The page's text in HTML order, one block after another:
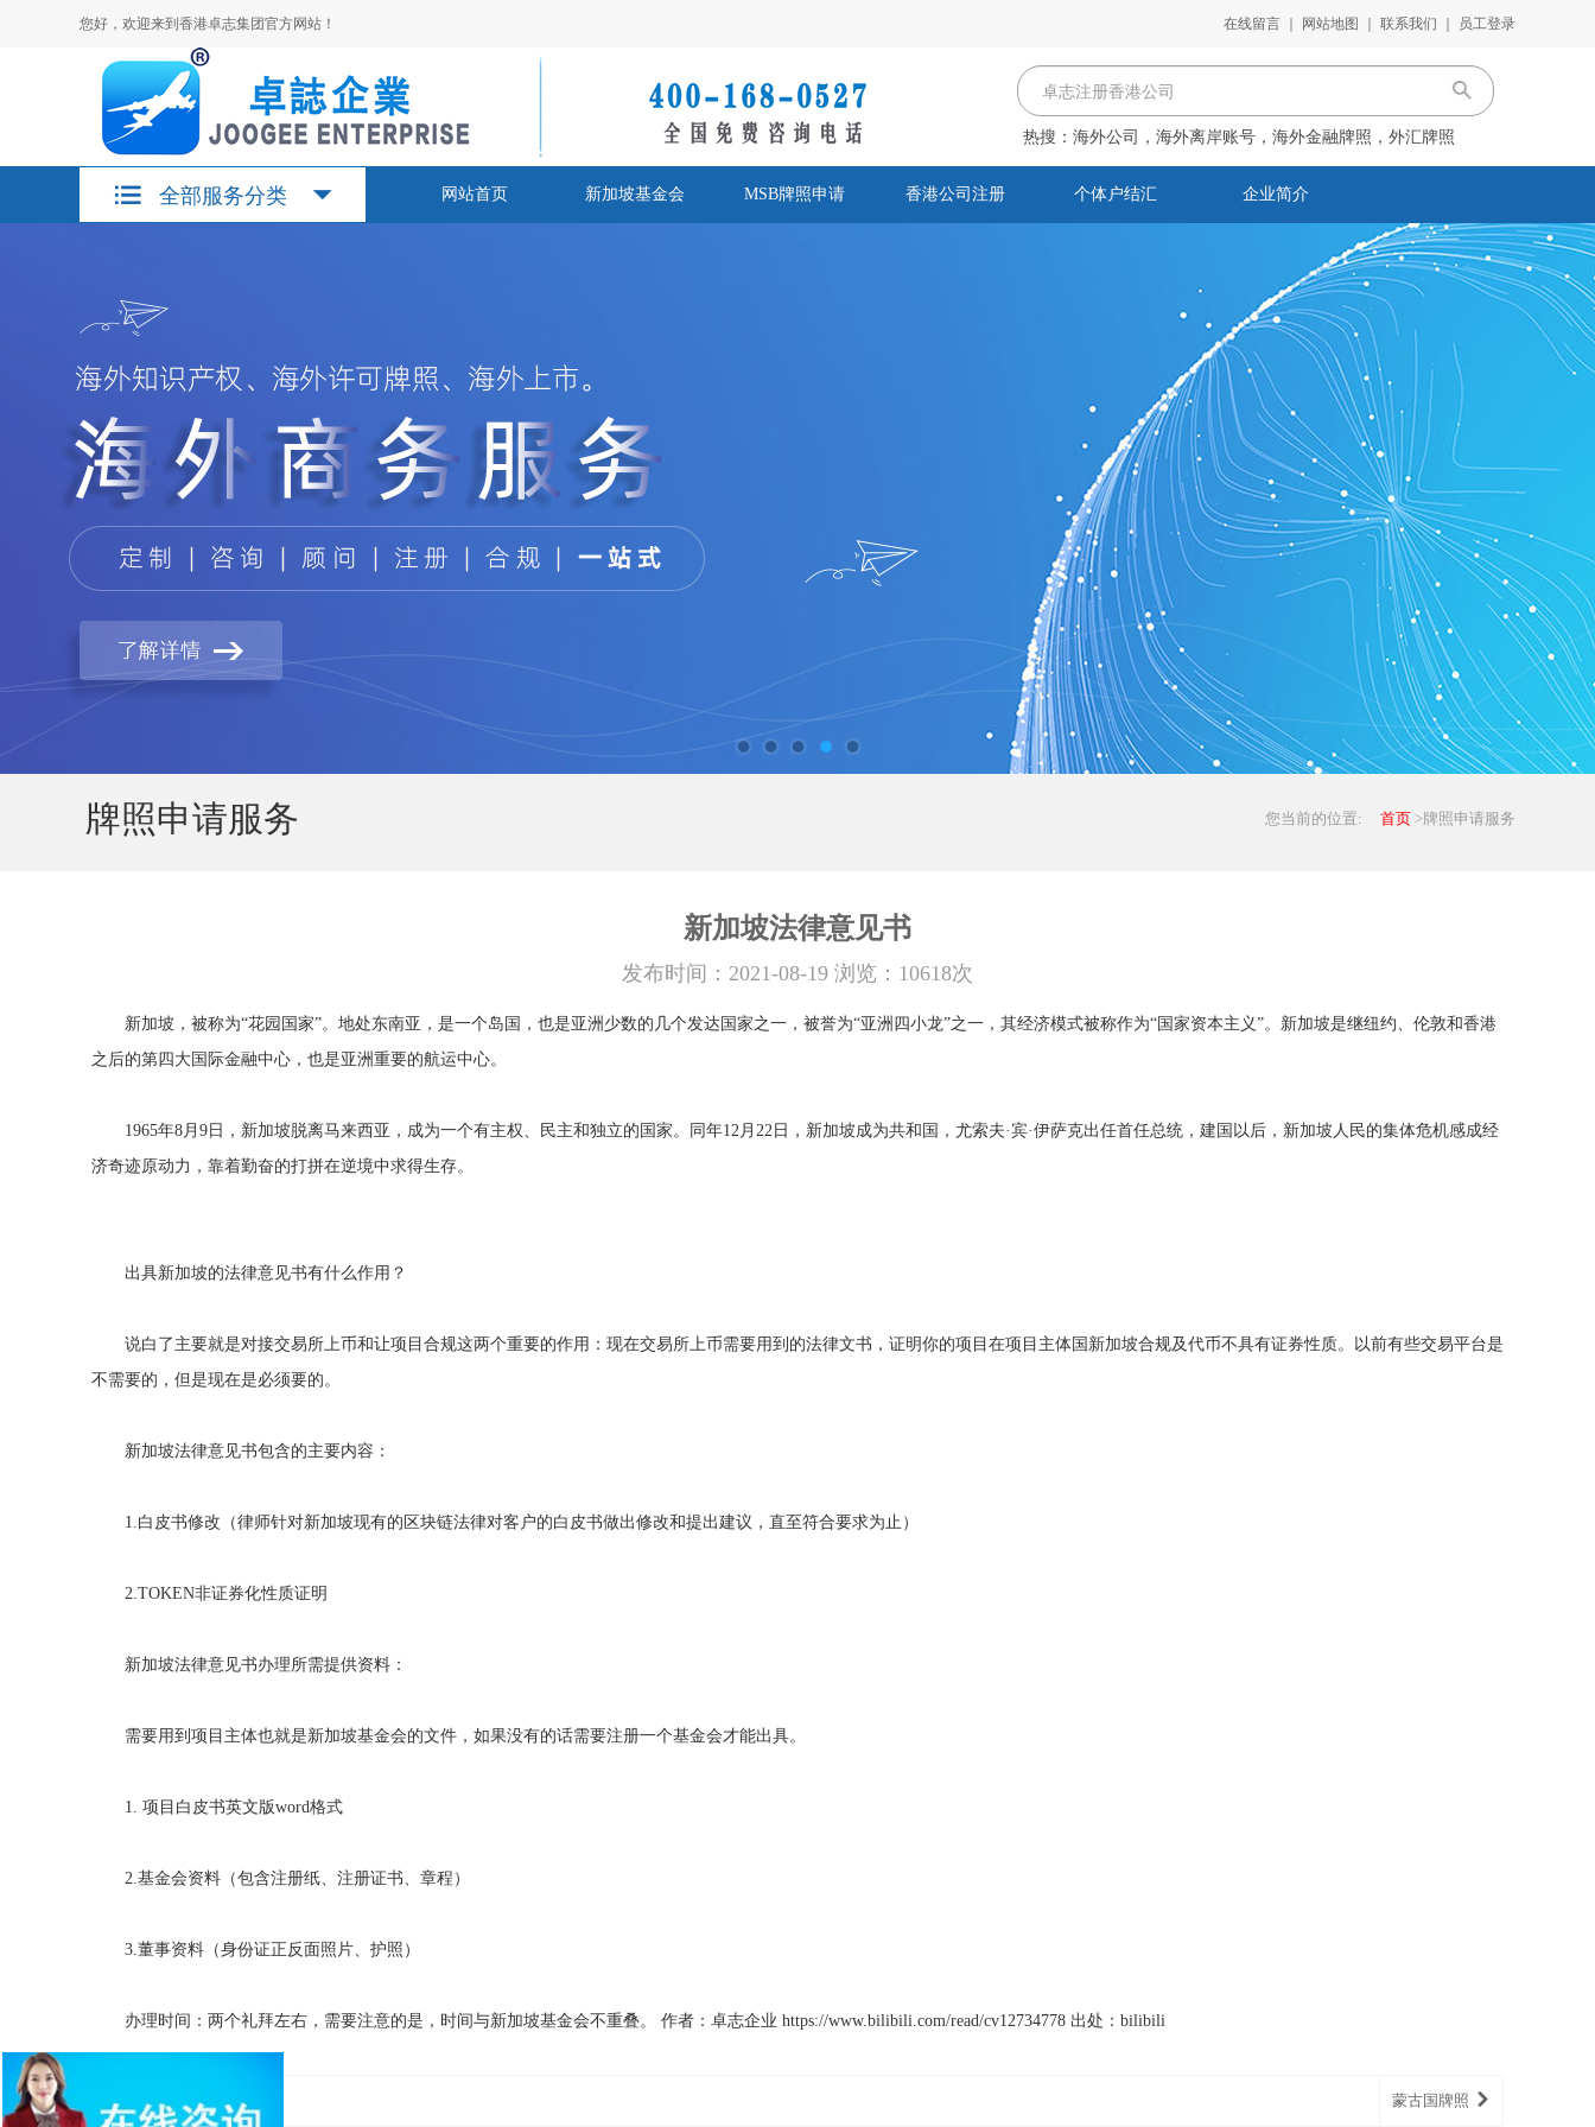
您好，欢迎来到香港卓志集团官方网站！ 在线留言 网站地图 联系我们 员工登录
热搜： 海外公司，海外离岸账号，海外金融牌照，外汇牌照
全部服务分类 网站首页 新加坡基金会 MSB牌照申请 香港公司注册 个体户结汇 企业简介
牌照申请服务 您当前的位置: 首页 >牌照申请服务
新加坡法律意见书
发布时间：2021-08-19 浏览：10618次
新加坡，被称为“花园国家”。地处东南亚，是一个岛国，也是亚洲少数的几个发达国家之一，被誉为“亚洲四小龙”之一，其经济模式被称作为“国家资本主义”。新加坡是继纽约、伦敦和香港
之后的第四大国际金融中心，也是亚洲重要的航运中心。
1965年8月9日，新加坡脱离马来西亚，成为一个有主权、民主和独立的国家。同年12月22日，新加坡成为共和国，尤索夫·宾·伊萨克出任首任总统，建国以后，新加坡人民的集体危机感成经
济奇迹原动力，靠着勤奋的打拼在逆境中求得生存。
出具新加坡的法律意见书有什么作用？
说白了主要就是对接交易所上币和让项目合规这两个重要的作用：现在交易所上币需要用到的法律文书，证明你的项目在项目主体国新加坡合规及代币不具有证券性质。以前有些交易平台是
不需要的，但是现在是必须要的。
新加坡法律意见书包含的主要内容：
1.白皮书修改（律师针对新加坡现有的区块链法律对客户的白皮书做出修改和提出建议，直至符合要求为止）
2.TOKEN非证券化性质证明
新加坡法律意见书办理所需提供资料：
需要用到项目主体也就是新加坡基金会的文件，如果没有的话需要注册一个基金会才能出具。
1. 项目白皮书英文版word格式
2.基金会资料（包含注册纸、注册证书、章程）
3.董事资料（身份证正反面照片、护照）
办理时间：两个礼拜左右，需要注意的是，时间与新加坡基金会不重叠。 作者：卓志企业 https://www.bilibili.com/read/cv12734778 出处：bilibili
印尼牌照 蒙古国牌照